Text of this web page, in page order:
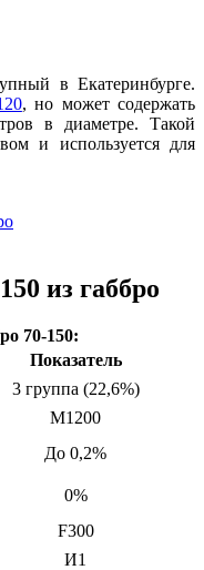
в Екатеринбурге.
, но может содержать
в диаметре. Такой
и используется для
из габбро
70-150:
Показатель
3 группа (22,6%)
М1200
До 0,2%
0%
F300
И1